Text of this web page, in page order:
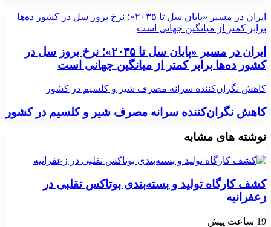
ایران در مسیر «پایان سل تا ۲۰۳۵»؛ نرخ بروز سل در کشور ده‌ها
برابر کمتر از میانگین جهانی است
ایران در مسیر «پایان سل تا ۲۰۳۵»؛ نرخ بروز سل در
کشور ده‌ها برابر کمتر از میانگین جهانی است
کاهش نگران‌کننده سرانه مصرف شیر و کلسیم در کشور
کاهش نگران‌کننده سرانه مصرف شیر و کلسیم در کشور
نوشته های مشابه
کشف کارگاه تولید و بسته‌بندی بوتاکس تقلبی در
زعفرانیه
19 ساعت پیش